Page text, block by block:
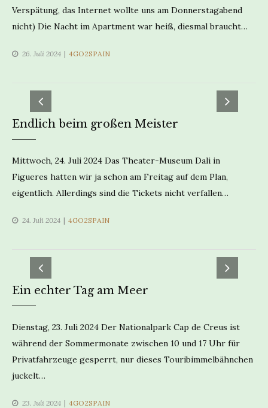
Verspätung, das Internet wollte uns am Donnerstagabend
nicht) Die Nacht im Apartment war heiß, diesmal braucht…
26. Juli 2024 CATEGORIES
4GO2SPAIN
Endlich beim großen Meister
Mittwoch, 24. Juli 2024 Das Theater-Museum Dali in
Figueres hatten wir ja schon am Freitag auf dem Plan,
eigentlich. Allerdings sind die Tickets nicht verfallen…
24. Juli 2024 CATEGORIES
4GO2SPAIN
Ein echter Tag am Meer
Dienstag, 23. Juli 2024 Der Nationalpark Cap de Creus ist
während der Sommermonate zwischen 10 und 17 Uhr für
Privatfahrzeuge gesperrt, nur dieses Touribimmelbähnchen
juckelt…
23. Juli 2024 CATEGORIES
4GO2SPAIN